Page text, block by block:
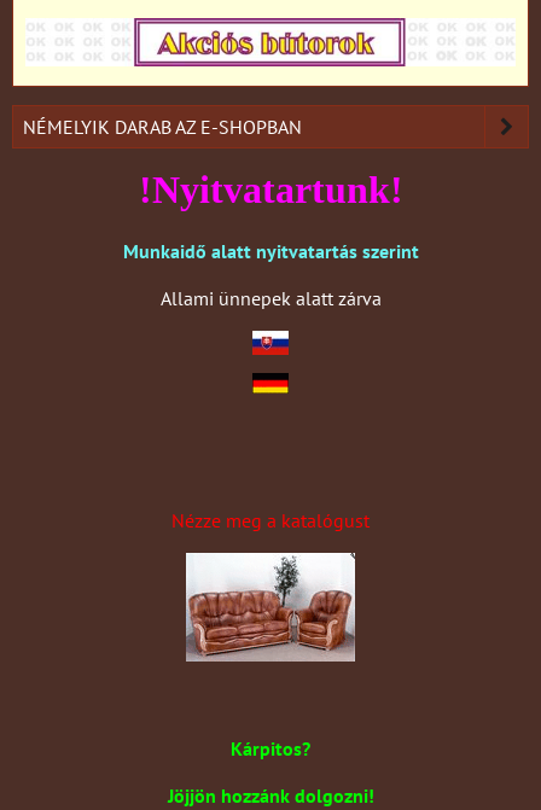
NÉMELYIK DARAB AZ E-SHOPBAN
!Nyitvatartunk!
Munkaidő alatt nyitvatartás szerint
Allami ünnepek alatt zárva
Nézze meg a katalógust
Kárpitos?
Jöjjön hozzánk dolgozni!